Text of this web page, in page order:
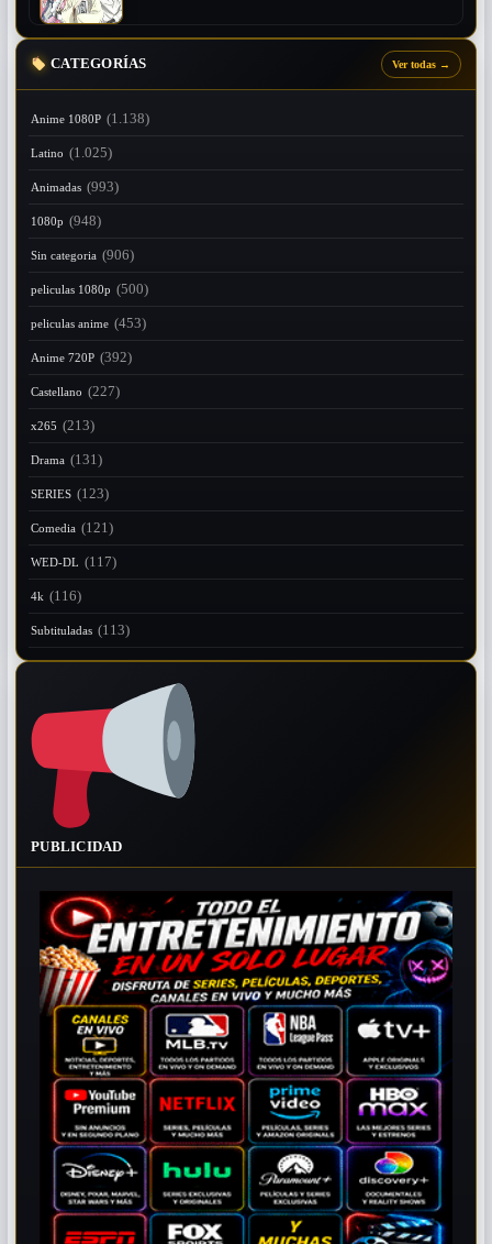
CATEGORÍAS Ver todas →
Anime 1080P (1.138)
Latino (1.025)
Animadas (993)
1080p (948)
Sin categoria (906)
peliculas 1080p (500)
peliculas anime (453)
Anime 720P (392)
Castellano (227)
x265 (213)
Drama (131)
SERIES (123)
Comedia (121)
WED-DL (117)
4k (116)
Subtituladas (113)
PUBLICIDAD